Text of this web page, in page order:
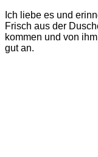
Ich liebe es und
Frisch aus der
kommen und von
gut an.